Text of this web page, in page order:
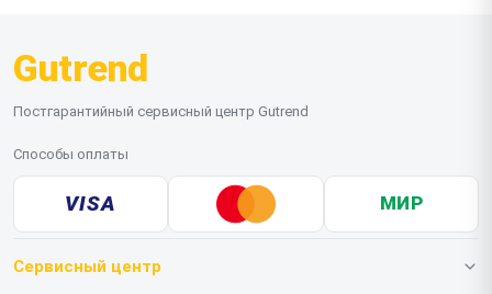
Gutrend
Постгарантийный сервисный центр Gutrend
Способы оплаты
VISA МИР
Сервисный центр